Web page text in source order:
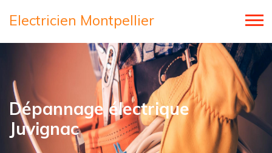
Electricien Montpellier
Dépannage électrique
Juvignac